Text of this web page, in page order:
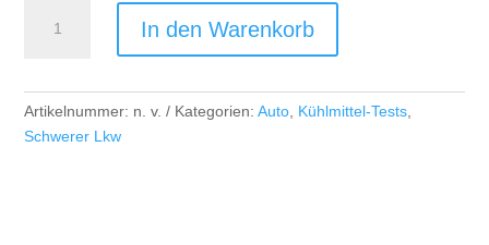
DCR500
In den Warenkorb
Artikelnummer: n. v. Kategorien:Auto Kühlmittel-Tests
Schwerer Lkw